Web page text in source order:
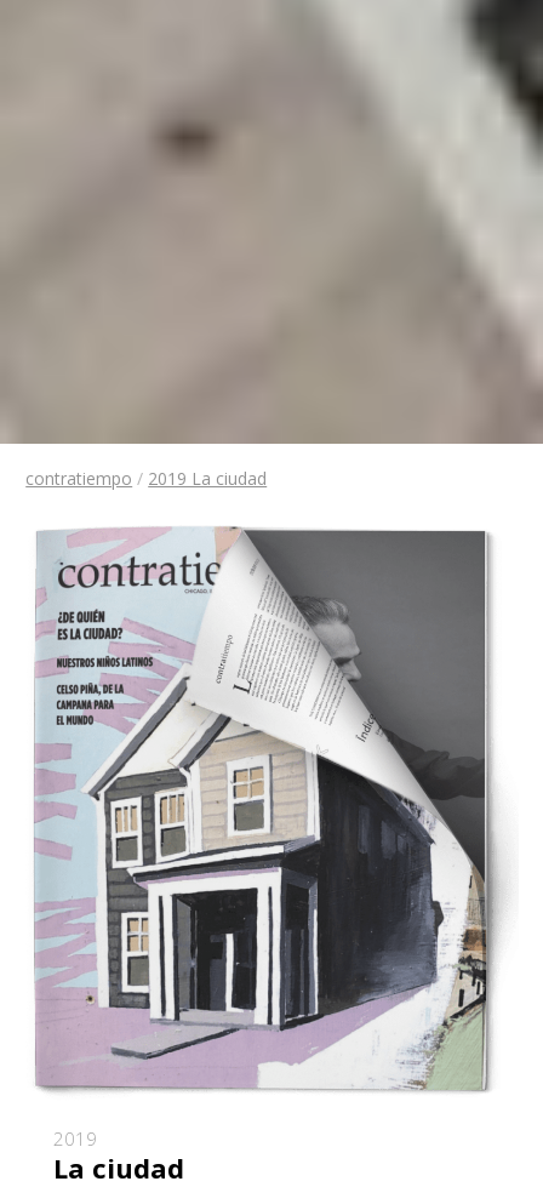
contratiempo / 2019 La ciudad
2019
La ciudad